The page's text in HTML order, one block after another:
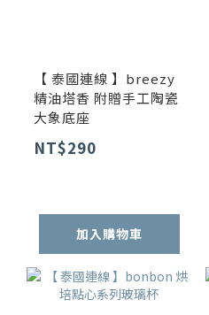
【 泰國連線 】breezy
精油塔香 附贈手工陶瓷
大象底座
NT$290
加入購物車